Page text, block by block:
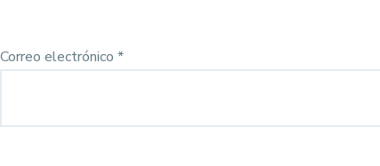
Correo electrónico *